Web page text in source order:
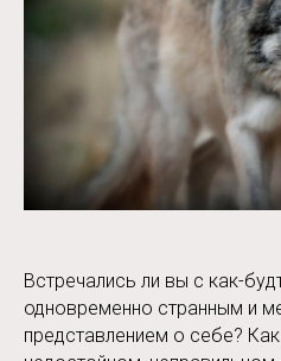
Встречались ли вы с как-
одновременно странным и
представлением о себе?